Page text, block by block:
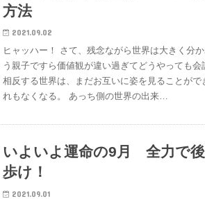
方法
2021.09.02
ヒャッハー！ さて、残念ながら世界は大きく分
う親子ですら価値観が違い過ぎてどうやっても会
相反する世界は、まだお互いに姿を見ることがで
れもなくなる。 あっち側の世界の出来…
いよいよ運命の9月 全力で
歩け！
2021.09.01